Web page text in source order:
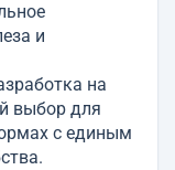
и
на
выбор для
с единым